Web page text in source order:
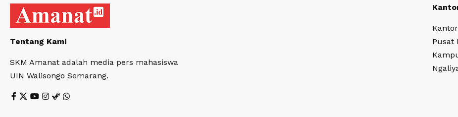
Tentang Kami
SKM Amanat adalah media pers mahasiswa
UIN Walisongo Semarang.
Pusat